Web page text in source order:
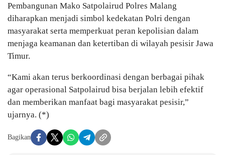
Pembangunan Mako Satpolairud Polres Malang
diharapkan menjadi simbol kedekatan Polri dengan
masyarakat serta memperkuat peran kepolisian dalam
menjaga keamanan dan ketertiban di wilayah pesisir Jawa
Timur.
“Kami akan terus berkoordinasi dengan berbagai pihak
agar operasional Satpolairud bisa berjalan lebih efektif
dan memberikan manfaat bagi masyarakat pesisir,”
ujarnya. (*)
Bagikan